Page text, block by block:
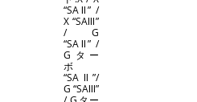
“SAⅡ” /
X “SAⅢ”
/ G
“SAⅡ” /
Gター
ボ
“SAⅡ”/
G “SAⅢ”